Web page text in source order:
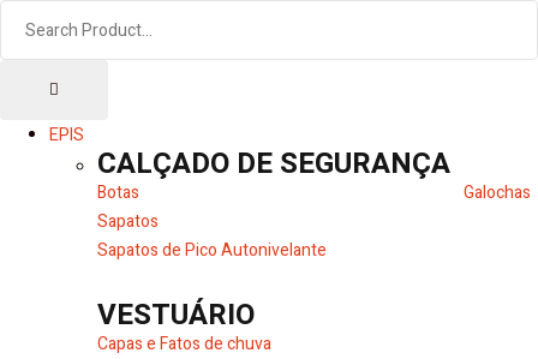
EPIS
CALÇADO DE SEGURANÇA
Botas
Galochas
Sapatos
Sapatos de Pico Autonivelante
VESTUÁRIO
Capas e Fatos de chuva